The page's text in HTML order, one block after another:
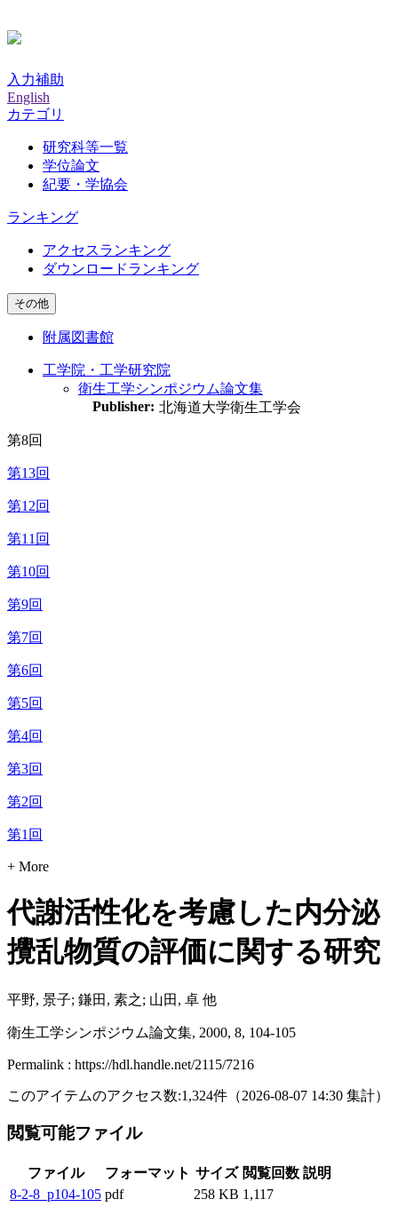
入力補助
English
カテゴリ
研究科等一覧
学位論文
紀要・学協会
ランキング
アクセスランキング
ダウンロードランキング
その他
附属図書館
工学院・工学研究院
衛生工学シンポジウム論文集
Publisher: 北海道大学衛生工学会
第8回
第13回
第12回
第11回
第10回
第9回
第7回
第6回
第5回
第4回
第3回
第2回
第1回
+ More
代謝活性化を考慮した内分泌
攪乱物質の評価に関する研究
平野, 景子; 鎌田, 素之; 山田, 卓 他
衛生工学シンポジウム論文集, 2000, 8, 104-105
Permalink : https://hdl.handle.net/2115/7216
このアイテムのアクセス数:1,324件 （2026-08-07 14:30 集計）
閲覧可能ファイル
ファイル フォーマット サイズ 閲覧回数 説明
8-2-8_p104-105 pdf 258 KB 1,117